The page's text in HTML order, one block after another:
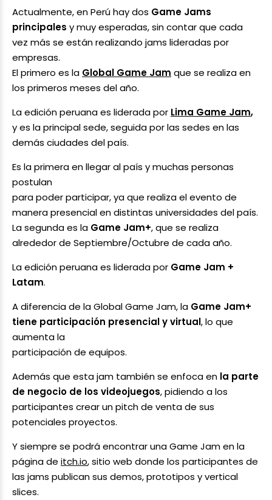
Actualmente, en Perú hay dos Game Jams
principales y muy esperadas, sin contar que cada
vez más se están realizando jams lideradas por
empresas.
El primero es la Global Game Jam que se realiza en
los primeros meses del año.
La edición peruana es liderada por Lima Game Jam,
y es la principal sede, seguida por las sedes en las
demás ciudades del país.
Es la primera en llegar al país y muchas personas
postulan
para poder participar, ya que realiza el evento de
manera presencial en distintas universidades del país.
La segunda es la Game Jam+, que se realiza
alrededor de Septiembre/Octubre de cada año.
La edición peruana es liderada por Game Jam +
Latam.
A diferencia de la Global Game Jam, la Game Jam+
tiene participación presencial y virtual, lo que
aumenta la
participación de equipos.
Además que esta jam también se enfoca en la parte
de negocio de los videojuegos, pidiendo a los
participantes crear un pitch de venta de sus
potenciales proyectos.
Y siempre se podrá encontrar una Game Jam en la
página de itch.io, sitio web donde los participantes de
las jams publican sus demos, prototipos y vertical
slices.